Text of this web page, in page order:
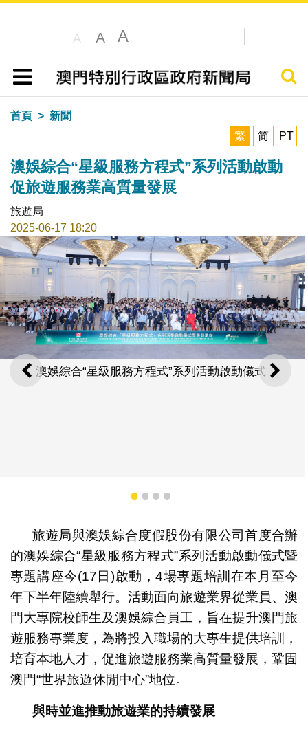
A A A
目錄
搜尋
首頁
新聞
繁
简 PT
澳娛綜合“星級服務方程式”系列活動啟動
促旅遊服務業高質量發展
旅遊局
2025-06-17 18:20
上一則 下一
澳娛綜合“星級服務方程式”系列活動啟動儀式
1 2 3 4
旅遊局與澳娛綜合度假股份有限公司首度合辦
的澳娛綜合“星級服務方程式”系列活動啟動儀式暨
專題講座今(17日)啟動，4場專題培訓在本月至今
年下半年陸續舉行。活動面向旅遊業界從業員、澳
門大專院校師生及澳娛綜合員工，旨在提升澳門旅
遊服務專業度，為將投入職場的大專生提供培訓，
培育本地人才，促進旅遊服務業高質量發展，鞏固
澳門“世界旅遊休閒中心”地位。
與時並進推動旅遊業的持續發展